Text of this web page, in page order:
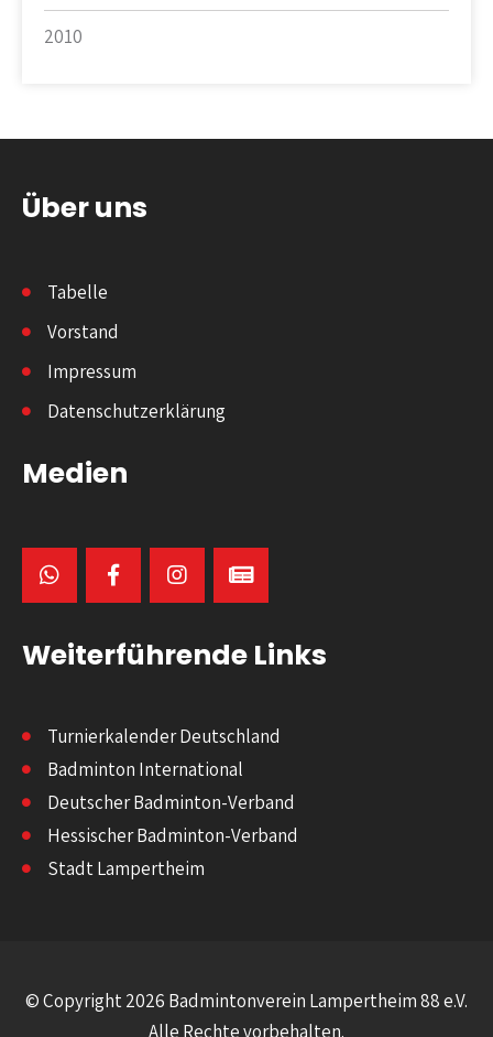
2010
Über uns
Tabelle
Vorstand
Impressum
Datenschutzerklärung
Medien
Weiterführende Links
Turnierkalender Deutschland
Badminton International
Deutscher Badminton-Verband
Hessischer Badminton-Verband
Stadt Lampertheim
© Copyright 2026 Badmintonverein Lampertheim 88 e.V.
Alle Rechte vorbehalten.